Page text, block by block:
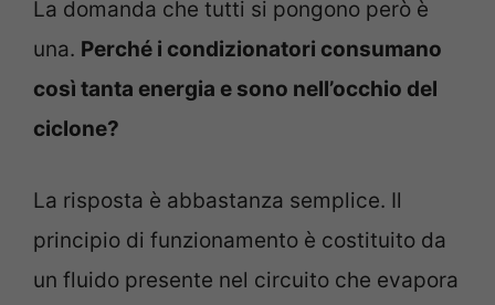
La domanda che tutti si pongono però è
una. Perché i condizionatori consumano
così tanta energia e sono nell’occhio del
ciclone?
La risposta è abbastanza semplice. Il
principio di funzionamento è costituito da
un fluido presente nel circuito che evapora